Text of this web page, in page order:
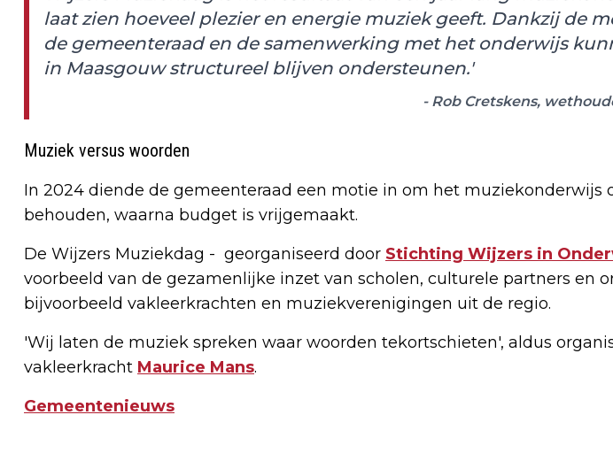
laat zien hoeveel plezier en energie muziek geeft. Dankzij de
de gemeenteraad en de samenwerking met het onderwijs
in Maasgouw structureel blijven ondersteunen.'
- Rob Cretskens,
Muziek versus woorden
In 2024 diende de gemeenteraad een motie in om het muziekonderwijs
behouden, waarna budget is vrijgemaakt.
De Wijzers Muziekdag - georganiseerd door Stichting Wijzers in
voorbeeld van de gezamenlijke inzet van scholen, culturele partners en
bijvoorbeeld vakleerkrachten en muziekverenigingen uit de regio.
'Wij laten de muziek spreken waar woorden tekortschieten', aldus
vakleerkracht Maurice Mans.
Gemeentenieuws